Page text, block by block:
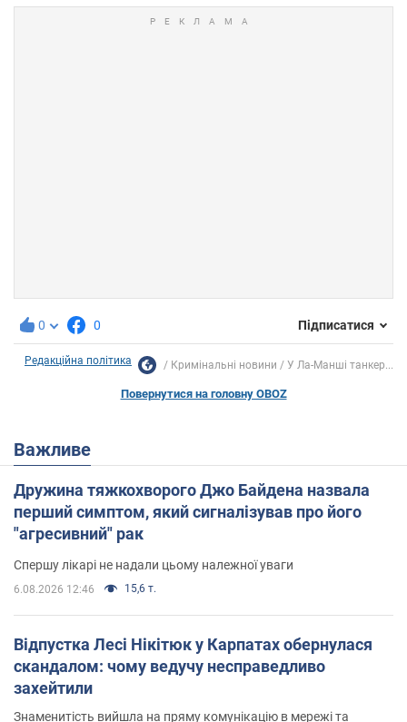
0 0 Підписатися
Редакційна політика Кримінальні новини У Ла-Манші танкер...
Повернутися на головну OBOZ
Важливе
Дружина тяжкохворого Джо Байдена назвала
перший симптом, який сигналізував про його
"агресивний" рак
Спершу лікарі не надали цьому належної уваги
6.08.2026 12:46 15,6 т.
Відпустка Лесі Нікітюк у Карпатах обернулася
скандалом: чому ведучу несправедливо
захейтили
Знаменитість вийшла на пряму комунікацію в мережі та